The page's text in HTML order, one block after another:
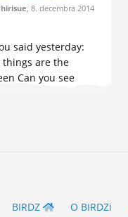
, 8.decembra 2014
said yesterday:
things are the
Can you see
BIRDZ O BIRDZi